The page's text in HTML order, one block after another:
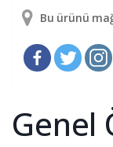
Bu ürünü
Genel